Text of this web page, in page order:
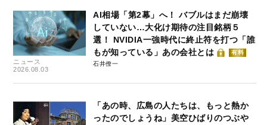
ニュース
2026.08.03
AI相場「第2幕」へ！ バブルはまだ崩壊
していない…大化け期待の注目銘柄５
選！ NVIDIA一強時代に終止符を打つ「誰
もが知っている」あの会社とは
有料
石井僚一
「あの時、広島の人たちは、もっと熱か
ったのでしょうね」美空ひばりのつぶや